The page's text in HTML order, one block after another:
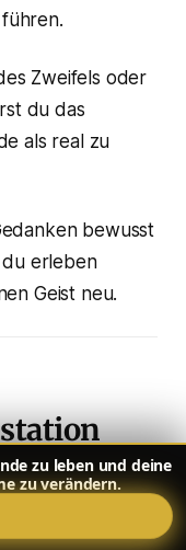
Zweifels oder
du das
als real zu
bewusst
erleben
Geist neu.
zu leben und deine
zu verändern.